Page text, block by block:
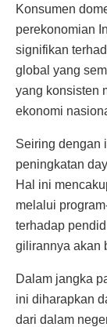
Konsumen
perekonomian
signifikan
global yang
yang konsisten
ekonomi
Seiring dengan
peningkatan
Hal ini
melalui
terhadap
gilirannya akan
Dalam jangka
ini diharapkan
dari dalam